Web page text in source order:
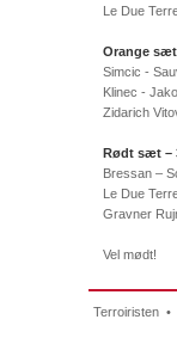
Le Due
Orange sæt
Simcic -
Klinec -
Zidarich
Rødt sæt –
Bressan –
Le Due
Gravner
Vel mødt!
Terroiristen